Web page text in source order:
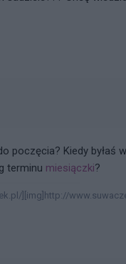
poczęcia? Kiedy byłaś w
terminu miesiączki?
][img]http://